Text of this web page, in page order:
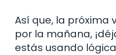
Así que, la próxima
por la mañana,
estás usando